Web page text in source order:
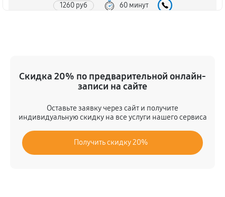
1260 руб 60 минут
Замена разъёмов (HDMI, DVI, Дисплей порта)
LED24MQ12
900 руб 60 минут
Скидка 20% по предварительной онлайн-
записи на сайте
Оставьте заявку через сайт и получите
индивидуальную скидку на все услуги нашего сервиса
Получить скидку 20%